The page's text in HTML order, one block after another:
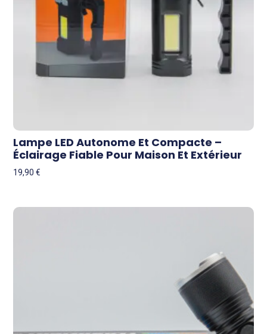
Lampe LED Autonome Et Compacte –
Éclairage Fiable Pour Maison Et Extérieur
19,90€